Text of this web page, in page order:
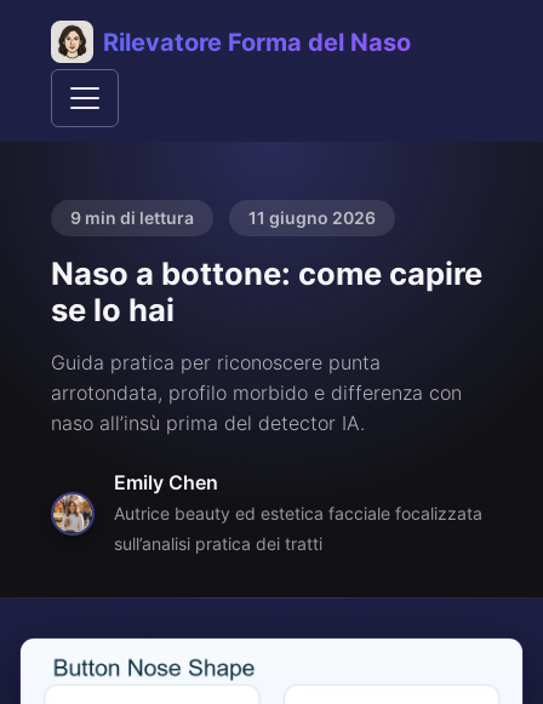
Rilevatore Forma del Naso
9 min di lettura 11 giugno 2026
Naso a bottone: come capire
se lo hai
Guida pratica per riconoscere punta
arrotondata, profilo morbido e differenza con
naso all’insù prima del detector IA.
Emily Chen
Autrice beauty ed estetica facciale focalizzata
sull’analisi pratica dei tratti